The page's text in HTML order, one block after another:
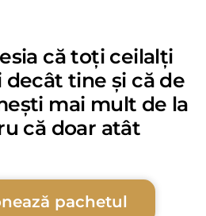
că toți ceilalți
tine și că de
mai mult de la
că doar atât
pachetul